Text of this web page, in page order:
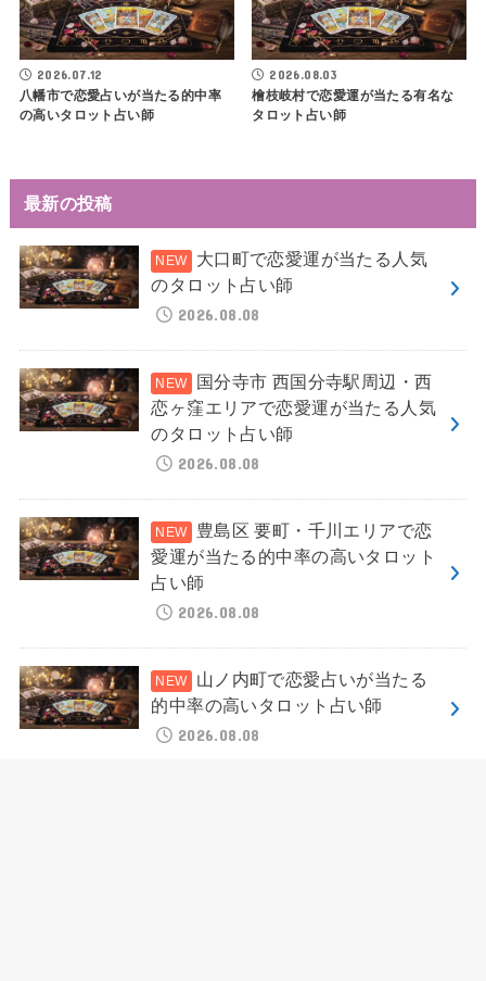
2026.07.12
八幡市で恋愛占いが当たる的中率
の高いタロット占い師
2026.08.03
檜枝岐村で恋愛運が当たる有名な
タロット占い師
最新の投稿
大口町で恋愛運が当たる人気
のタロット占い師
2026.08.08
国分寺市 西国分寺駅周辺・西
恋ヶ窪エリアで恋愛運が当たる人気
のタロット占い師
2026.08.08
豊島区 要町・千川エリアで恋
愛運が当たる的中率の高いタロット
占い師
2026.08.08
山ノ内町で恋愛占いが当たる
的中率の高いタロット占い師
2026.08.08